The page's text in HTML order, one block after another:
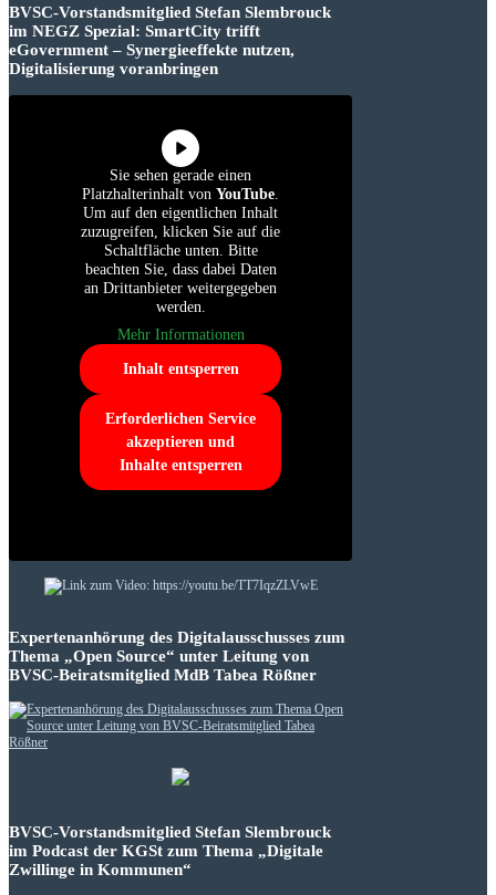
BVSC-Vorstandsmitglied Stefan Slembrouck
im NEGZ Spezial: SmartCity trifft
eGovernment – Synergieeffekte nutzen,
Digitalisierung voranbringen
Sie sehen gerade einen
Platzhalterinhalt von YouTube.
Um auf den eigentlichen Inhalt
zuzugreifen, klicken Sie auf die
Schaltfläche unten. Bitte
beachten Sie, dass dabei Daten
an Drittanbieter weitergegeben
werden.
Mehr Informationen
Inhalt entsperren
Erforderlichen Service
akzeptieren und
Inhalte entsperren
Expertenanhörung des Digitalausschusses zum
Thema „Open Source“ unter Leitung von
BVSC-Beiratsmitglied MdB Tabea Rößner
BVSC-Vorstandsmitglied Stefan Slembrouck
im Podcast der KGSt zum Thema „Digitale
Zwillinge in Kommunen“